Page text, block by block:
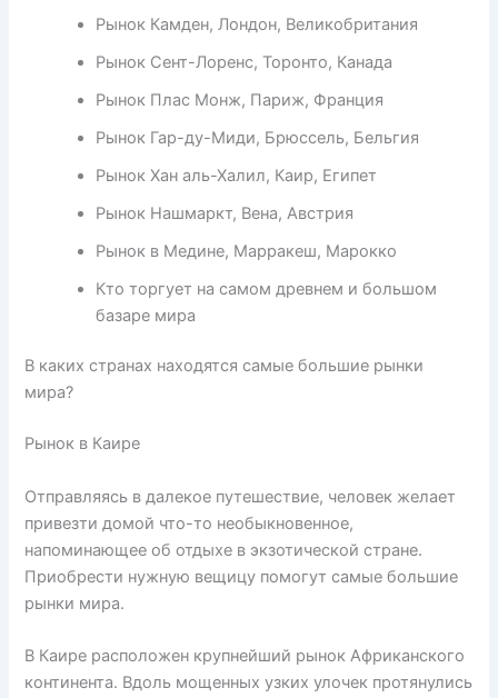
Рынок Камден, Лондон, Великобритания
Рынок Сент-Лоренс, Торонто, Канада
Рынок Плас Монж, Париж, Франция
Рынок Гар-ду-Миди, Брюссель, Бельгия
Рынок Хан аль-Халил, Каир, Египет
Рынок Нашмаркт, Вена, Австрия
Рынок в Медине, Марракеш, Марокко
Кто торгует на самом древнем и большом
базаре мира
В каких странах находятся самые большие рынки
мира?
Рынок в Каире
Отправляясь в далекое путешествие, человек желает
привезти домой что-то необыкновенное,
напоминающее об отдыхе в экзотической стране.
Приобрести нужную вещицу помогут самые большие
рынки мира.
В Каире расположен крупнейший рынок Африканского
континента. Вдоль мощенных узких улочек протянулись